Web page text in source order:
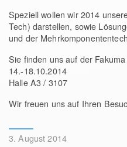
Speziell wollen wir 2014
Tech) darstellen, sowie
und der
Sie finden uns auf der
14.-18.10.2014
Halle A3 / 3107
Wir freuen uns auf Ihren
3. August 2014